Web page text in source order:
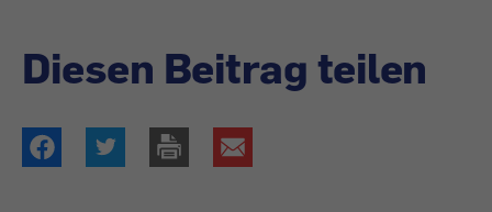
Diesen Beitrag teilen